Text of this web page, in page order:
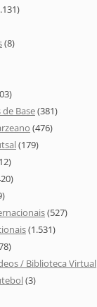
(8)
Base(381)
(476)
(179)
(527)
(1.531)
/ Biblioteca Virtual
(3)